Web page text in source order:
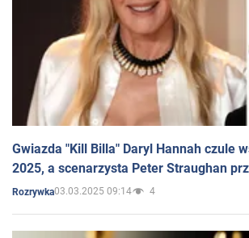
Gwiazda "Kill Billa" Daryl Hannah czule
2025, a scenarzysta Peter Straughan
Rozrywka03.03.2025 09:14 4